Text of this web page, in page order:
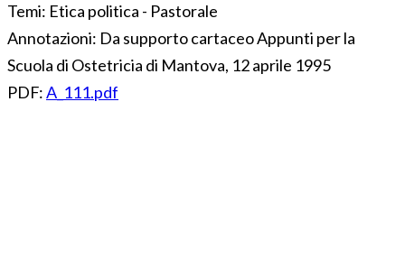
Temi: Etica politica - Pastorale
Annotazioni: Da supporto cartaceo Appunti per la
Scuola di Ostetricia di Mantova, 12 aprile 1995
PDF:A_111.pdf